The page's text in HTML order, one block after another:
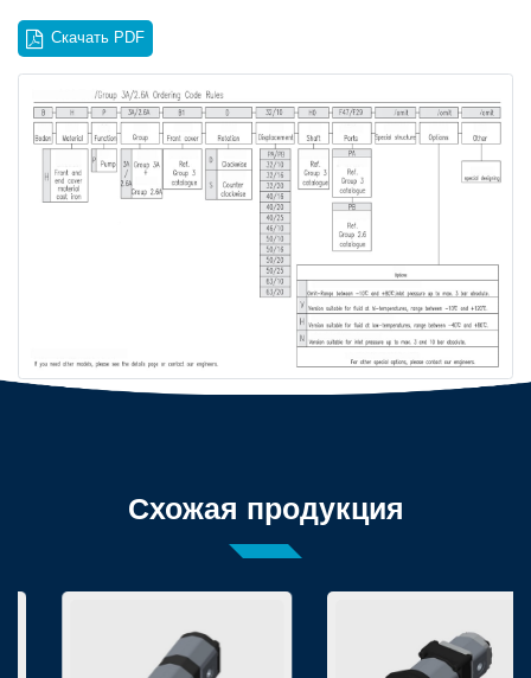
Скачать PDF
Схожая продукция